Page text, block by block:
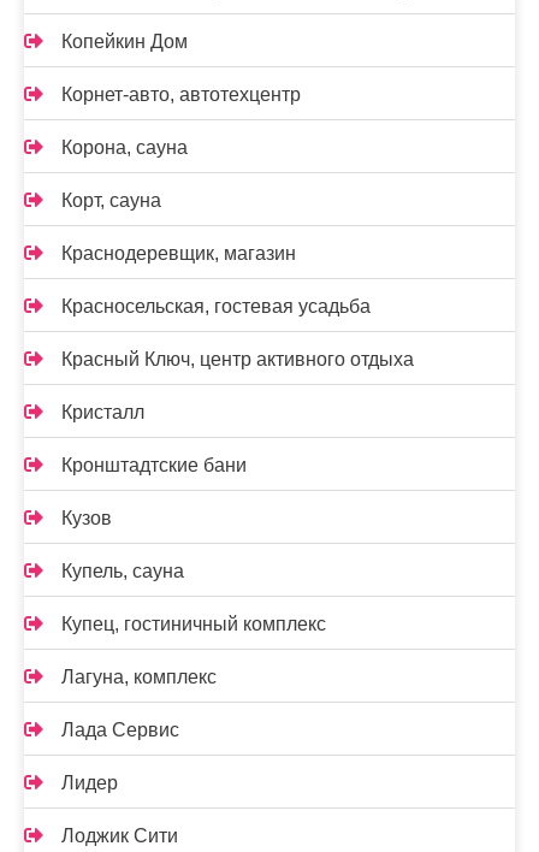
Копейкин Дом
Корнет-авто, автотехцентр
Корона, сауна
Корт, сауна
Краснодеревщик, магазин
Красносельская, гостевая усадьба
Красный Ключ, центр активного отдыха
Кристалл
Кронштадтские бани
Кузов
Купель, сауна
Купец, гостиничный комплекс
Лагуна, комплекс
Лада Сервис
Лидер
Лоджик Сити